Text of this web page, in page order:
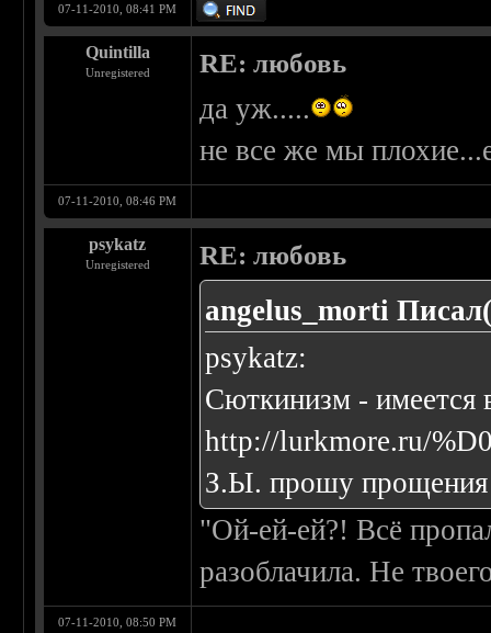
07-11-2010, 08:41 PM
Quintilla
Unregistered RE: любовь
да уж.....
не все же мы
07-11-2010, 08:46 PM
psykatz
Unregistered RE: любовь
angelus_morti
psykatz:
Сюткинизм - имеется
http://lurkmore.ru/
З.Ы. прошу
"Ой-ей-ей?! Всё
разоблачила. Не
07-11-2010, 08:50 PM